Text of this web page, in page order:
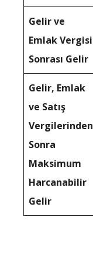
Gelir ve
Emlak Vergisi
Sonrası Gelir
Gelir, Emlak
ve Satış
Vergilerinden
Sonra
Maksimum
Harcanabilir
Gelir